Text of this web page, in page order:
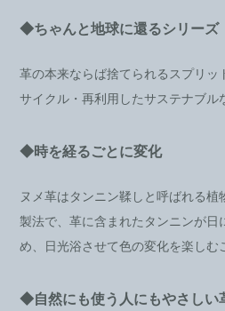
◆ちゃんと地球に還るシリーズ
革の本来ならば捨てられるスプリッ
サイクル・再利用したサステナブル
◆時を経るごとに変化
ヌメ革はタンニン鞣しと呼ばれる植
製法で、革に含まれたタンニンが日
め、日光浴させて色の変化を楽しむ
◆自然にも使う人にもやさしい